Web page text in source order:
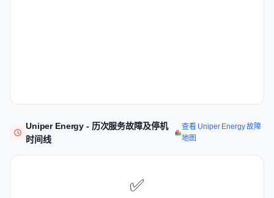
Uniper Energy - 历次服务故障及停机
时间线
查看 Uniper Energy 故障
地图
✅